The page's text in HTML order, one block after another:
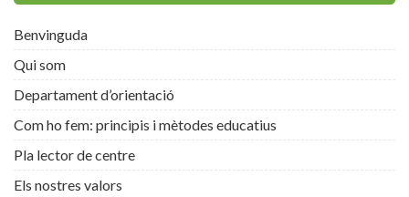
Benvinguda
Qui som
Departament d’orientació
Com ho fem: principis i mètodes educatius
Pla lector de centre
Els nostres valors